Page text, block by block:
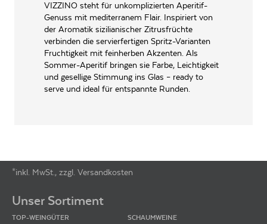
Abfüllung kann unter Schutzatmosphäre erfolgen
VIZZINO steht für unkomplizierten Aperitif-
Genuss mit mediterranem Flair. Inspiriert von
der Aromatik sizilianischer Zitrusfrüchte
verbinden die servierfertigen Spritz-Varianten
Fruchtigkeit mit feinherben Akzenten. Als
Sommer-Aperitif bringen sie Farbe, Leichtigkeit
und gesellige Stimmung ins Glas – ready to
serve und ideal für entspannte Runden.
*inkl. MwSt., zzgl. Versandkosten
Unser Sortiment
TOP-WEINGÜTER
SCHAUMWEINE